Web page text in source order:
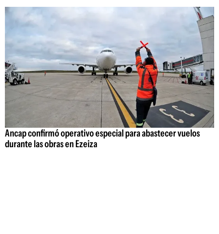
Ancap confirmó operativo especial para abastecer vuelos
durante las obras en Ezeiza